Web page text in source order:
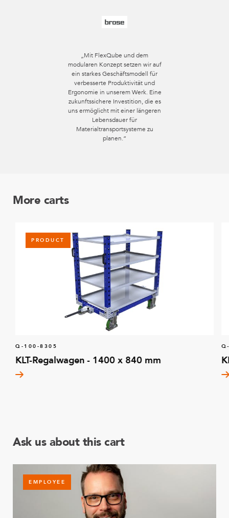
„Mit FlexQube und dem
modularen Konzept setzen wir auf
ein starkes Geschäftsmodell für
verbesserte Produktivität und
Ergonomie in unserem Werk. Eine
zukunftssichere Investition, die es
uns ermöglicht mit einer längeren
Lebensdauer für
Materialtransportsysteme zu
planen.“
More carts
PRODUCT
Q-100-8305
KLT-Regalwagen - 1400 x 840 mm
Ask us about this cart
EMPLOYEE